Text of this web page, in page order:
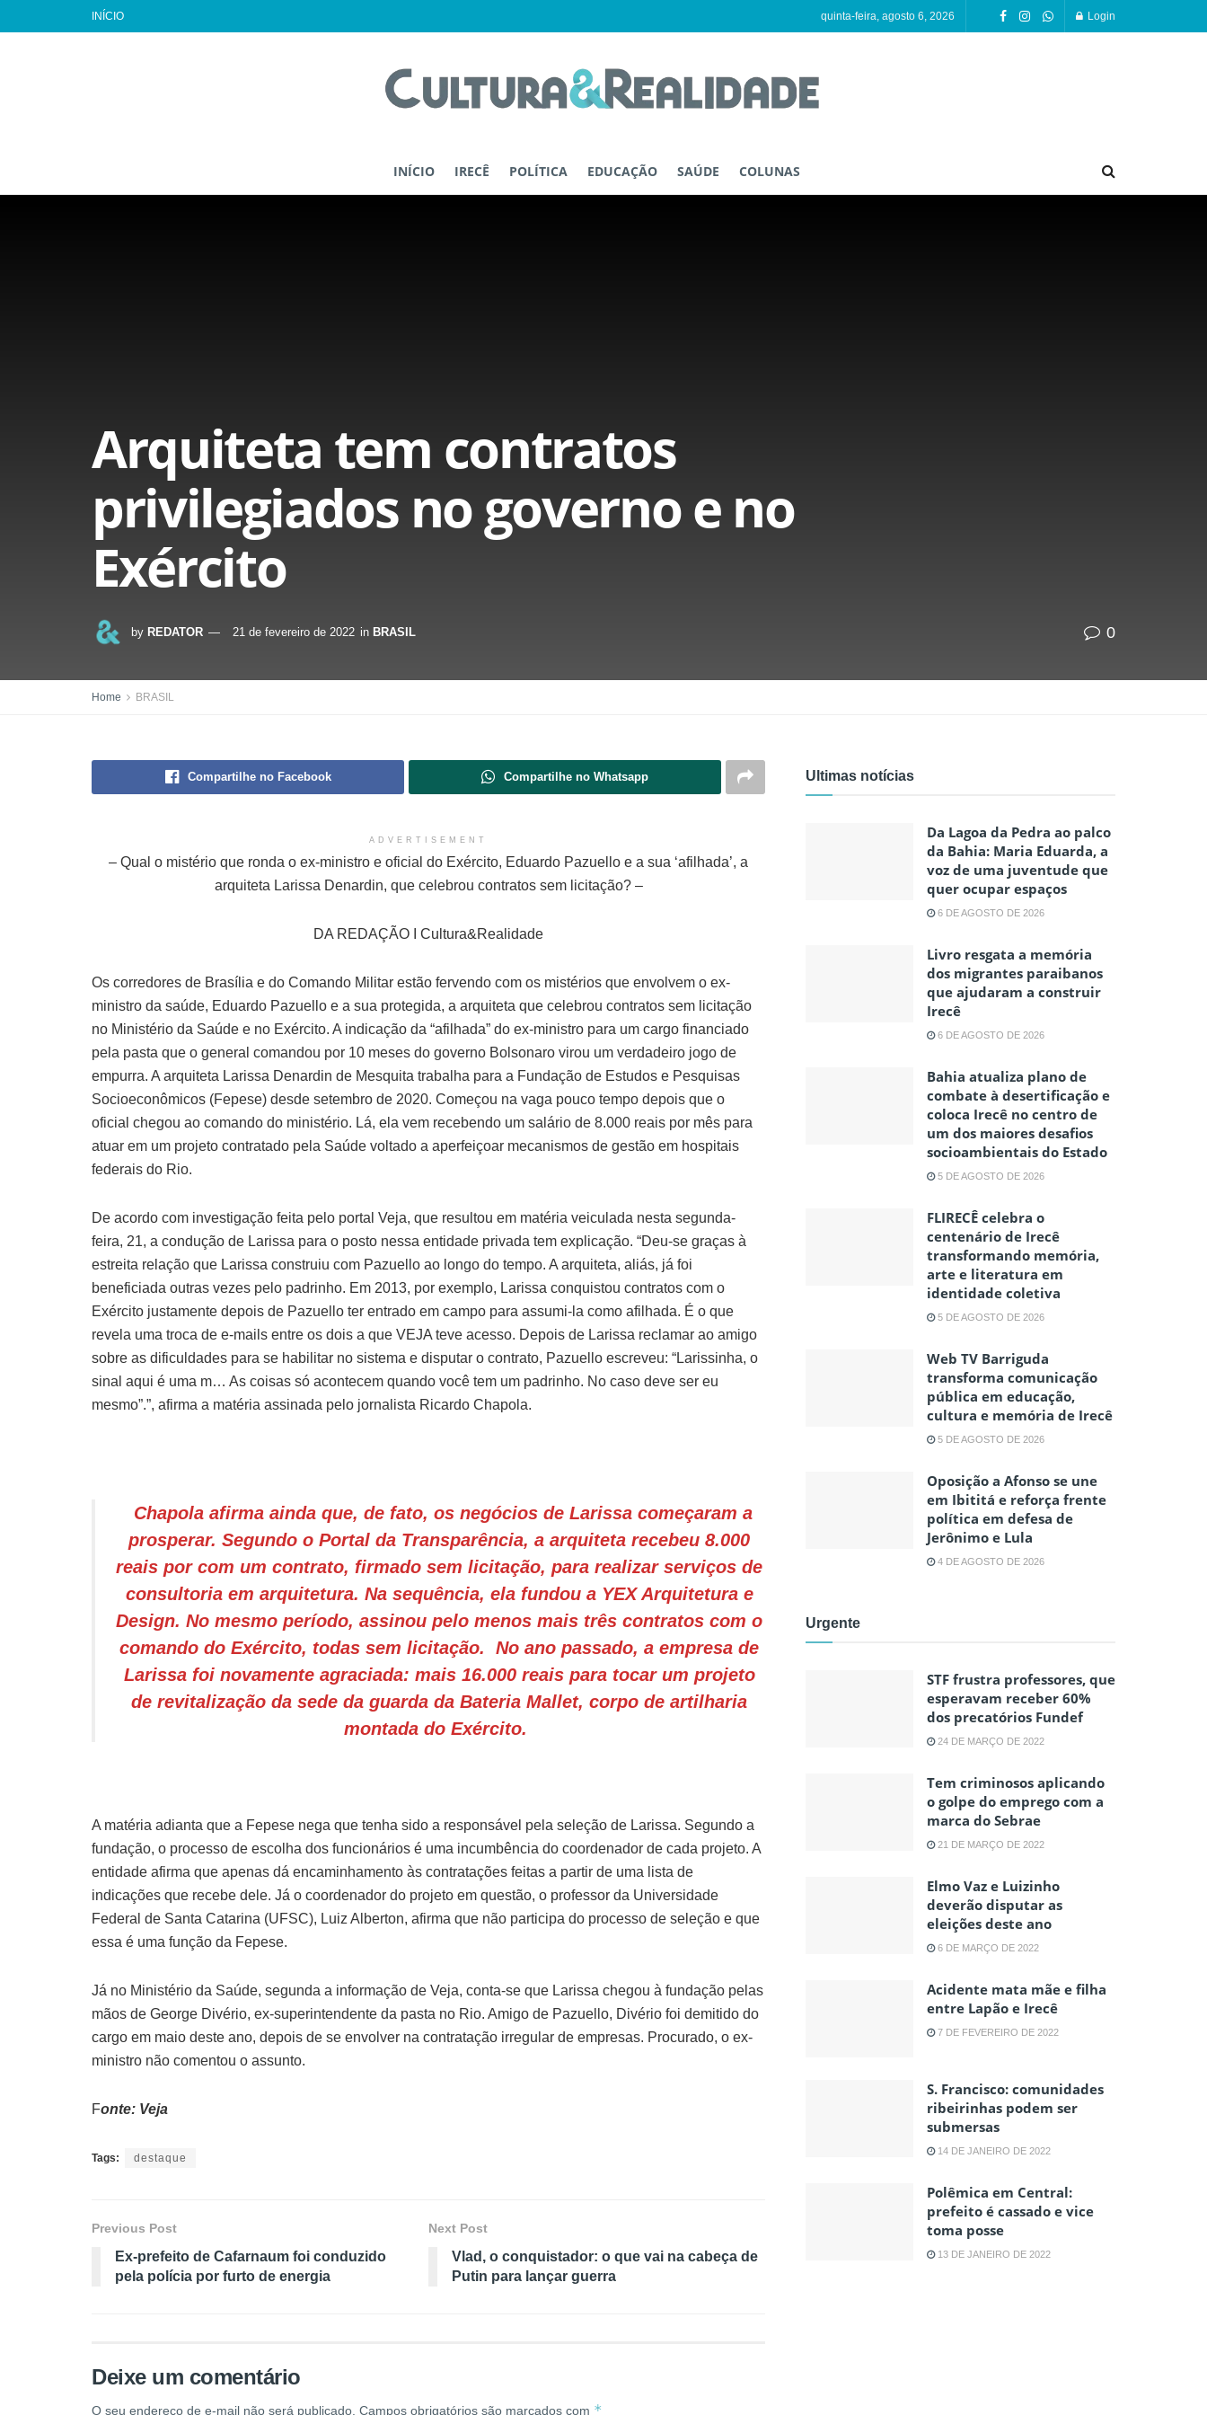
INÍCIO quinta-feira, agosto 6, 2026 Login
INÍCIO IRECÊ POLÍTICA EDUCAÇÃO SAÚDE COLUNAS
Arquiteta tem contratos
privilegiados no governo e no
Exército
by REDATOR 21 de fevereiro de 2022 in BRASIL 0
Home BRASIL
Compartilhe no Facebook Compartilhe no Whatsapp
ADVERTISEMENT
– Qual o mistério que ronda o ex-ministro e oficial do Exército, Eduardo Pazuello e a sua ‘afilhada’, a
arquiteta Larissa Denardin, que celebrou contratos sem licitação? –
DA REDAÇÃO I Cultura&Realidade
Os corredores de Brasília e do Comando Militar estão fervendo com os mistérios que envolvem o ex-
ministro da saúde, Eduardo Pazuello e a sua protegida, a arquiteta que celebrou contratos sem licitação
no Ministério da Saúde e no Exército. A indicação da “afilhada” do ex-ministro para um cargo financiado
pela pasta que o general comandou por 10 meses do governo Bolsonaro virou um verdadeiro jogo de
empurra. A arquiteta Larissa Denardin de Mesquita trabalha para a Fundação de Estudos e Pesquisas
Socioeconômicos (Fepese) desde setembro de 2020. Começou na vaga pouco tempo depois que o
oficial chegou ao comando do ministério. Lá, ela vem recebendo um salário de 8.000 reais por mês para
atuar em um projeto contratado pela Saúde voltado a aperfeiçoar mecanismos de gestão em hospitais
federais do Rio.
De acordo com investigação feita pelo portal Veja, que resultou em matéria veiculada nesta segunda-
feira, 21, a condução de Larissa para o posto nessa entidade privada tem explicação. “Deu-se graças à
estreita relação que Larissa construiu com Pazuello ao longo do tempo. A arquiteta, aliás, já foi
beneficiada outras vezes pelo padrinho. Em 2013, por exemplo, Larissa conquistou contratos com o
Exército justamente depois de Pazuello ter entrado em campo para assumi-la como afilhada. É o que
revela uma troca de e-mails entre os dois a que VEJA teve acesso. Depois de Larissa reclamar ao amigo
sobre as dificuldades para se habilitar no sistema e disputar o contrato, Pazuello escreveu: “Larissinha, o
sinal aqui é uma m… As coisas só acontecem quando você tem um padrinho. No caso deve ser eu
mesmo”.”, afirma a matéria assinada pelo jornalista Ricardo Chapola.
Chapola afirma ainda que, de fato, os negócios de Larissa começaram a
prosperar. Segundo o Portal da Transparência, a arquiteta recebeu 8.000
reais por com um contrato, firmado sem licitação, para realizar serviços de
consultoria em arquitetura. Na sequência, ela fundou a YEX Arquitetura e
Design. No mesmo período, assinou pelo menos mais três contratos com o
comando do Exército, todas sem licitação. No ano passado, a empresa de
Larissa foi novamente agraciada: mais 16.000 reais para tocar um projeto
de revitalização da sede da guarda da Bateria Mallet, corpo de artilharia
montada do Exército.
A matéria adianta que a Fepese nega que tenha sido a responsável pela seleção de Larissa. Segundo a
fundação, o processo de escolha dos funcionários é uma incumbência do coordenador de cada projeto. A
entidade afirma que apenas dá encaminhamento às contratações feitas a partir de uma lista de
indicações que recebe dele. Já o coordenador do projeto em questão, o professor da Universidade
Federal de Santa Catarina (UFSC), Luiz Alberton, afirma que não participa do processo de seleção e que
essa é uma função da Fepese.
Já no Ministério da Saúde, segunda a informação de Veja, conta-se que Larissa chegou à fundação pelas
mãos de George Divério, ex-superintendente da pasta no Rio. Amigo de Pazuello, Divério foi demitido do
cargo em maio deste ano, depois de se envolver na contratação irregular de empresas. Procurado, o ex-
ministro não comentou o assunto.
Fonte: Veja
Tags: destaque
Previous Post
Ex-prefeito de Cafarnaum foi conduzido
pela polícia por furto de energia
Next Post
Vlad, o conquistador: o que vai na cabeça de
Putin para lançar guerra
Deixe um comentário
O seu endereço de e-mail não será publicado. Campos obrigatórios são marcados com *
Ultimas notícias
Da Lagoa da Pedra ao palco
da Bahia: Maria Eduarda, a
voz de uma juventude que
quer ocupar espaços
6 DE AGOSTO DE 2026
Livro resgata a memória
dos migrantes paraibanos
que ajudaram a construir
Irecê
6 DE AGOSTO DE 2026
Bahia atualiza plano de
combate à desertificação e
coloca Irecê no centro de
um dos maiores desafios
socioambientais do Estado
5 DE AGOSTO DE 2026
FLIRECÊ celebra o
centenário de Irecê
transformando memória,
arte e literatura em
identidade coletiva
5 DE AGOSTO DE 2026
Web TV Barriguda
transforma comunicação
pública em educação,
cultura e memória de Irecê
5 DE AGOSTO DE 2026
Oposição a Afonso se une
em Ibititá e reforça frente
política em defesa de
Jerônimo e Lula
4 DE AGOSTO DE 2026
Urgente
STF frustra professores, que
esperavam receber 60%
dos precatórios Fundef
24 DE MARÇO DE 2022
Tem criminosos aplicando
o golpe do emprego com a
marca do Sebrae
21 DE MARÇO DE 2022
Elmo Vaz e Luizinho
deverão disputar as
eleições deste ano
6 DE MARÇO DE 2022
Acidente mata mãe e filha
entre Lapão e Irecê
7 DE FEVEREIRO DE 2022
S. Francisco: comunidades
ribeirinhas podem ser
submersas
14 DE JANEIRO DE 2022
Polêmica em Central:
prefeito é cassado e vice
toma posse
13 DE JANEIRO DE 2022